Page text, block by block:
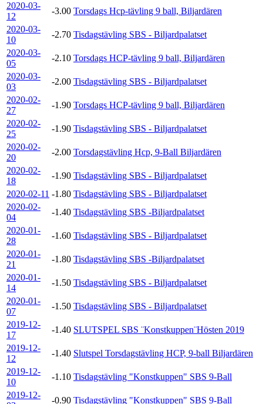
2020-03-
12
-3.00 Torsdags Hcp-tävling 9 ball, Biljardären
2020-03-
10
-2.70 Tisdagstävling SBS - Biljardpalatset
2020-03-
05
-2.10 Torsdags HCP-tävling 9 ball, Biljardären
2020-03-
03
-2.00 Tisdagstävling SBS - Biljardpalatset
2020-02-
27
-1.90 Torsdags HCP-tävling 9 ball, Biljardären
2020-02-
25
-1.90 Tisdagstävling SBS - Biljardpalatset
2020-02-
20
-2.00 Torsdagstävling Hcp, 9-Ball Biljardären
2020-02-
18
-1.90 Tisdagstävling SBS - Biljardpalatset
2020-02-11 -1.80 Tisdagstävling SBS - Biljardpalatset
2020-02-
04
-1.40 Tisdagstävling SBS -Biljardpalatset
2020-01-
28
-1.60 Tisdagstävling SBS - Biljardpalatset
2020-01-
21
-1.80 Tisdagstävling SBS -Biljardpalatset
2020-01-
14
-1.50 Tisdagstävling SBS - Biljardpalatset
2020-01-
07
-1.50 Tisdagstävling SBS - Biljardpalatset
2019-12-
17
-1.40 SLUTSPEL SBS ¨Konstkuppen¨Hösten 2019
2019-12-
12
-1.40 Slutspel Torsdagstävling HCP, 9-ball Biljardären
2019-12-
10
-1.10 Tisdagstävling "Konstkuppen" SBS 9-Ball
2019-12-
-0.90 Tisdagstävling "Konstkuppen" SBS 9-Ball